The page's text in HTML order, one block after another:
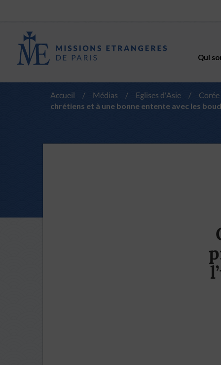
Qui
Accueil / Médias / Eglises d'Asie /
chrétiens et à une bonne entente avec les